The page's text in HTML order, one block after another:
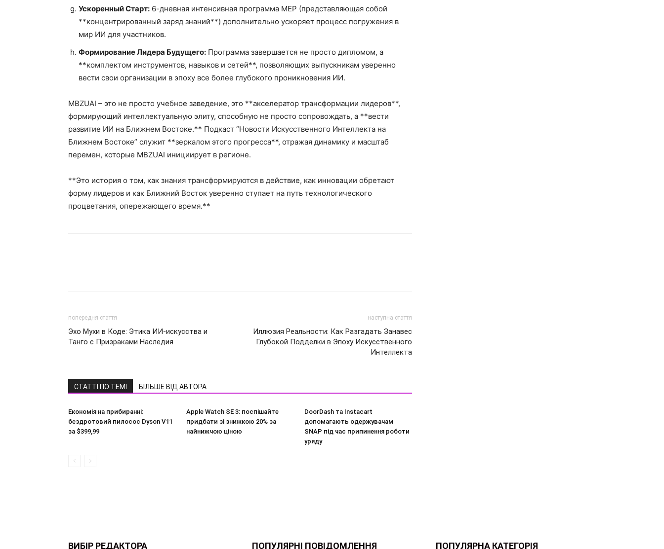
Ускоренный Старт: 6-дневная интенсивная программа MEP (представляющая собой
**концентрированный заряд знаний**) дополнительно ускоряет процесс погружения в
мир ИИ для участников.
Формирование Лидера Будущего: Программа завершается не просто дипломом, а
**комплектом инструментов, навыков и сетей**, позволяющих выпускникам уверенно
вести свои организации в эпоху все более глубокого проникновения ИИ.
MBZUAI – это не просто учебное заведение, это **акселератор трансформации лидеров**,
формирующий интеллектуальную элиту, способную не просто сопровождать, а **вести
развитие ИИ на Ближнем Востоке.** Подкаст “Новости Искусственного Интеллекта на
Ближнем Востоке” служит **зеркалом этого прогресса**, отражая динамику и масштаб
перемен, которые MBZUAI инициирует в регионе.
**Это история о том, как знания трансформируются в действие, как инновации обретают
форму лидеров и как Ближний Восток уверенно ступает на путь технологического
процветания, опережающего время.**
попередня стаття
Эхо Мухи в Коде: Этика ИИ-искусства и
Танго с Призраками Наследия
наступна стаття
Иллюзия Реальности: Как Разгадать Занавес
Глубокой Подделки в Эпоху Искусственного
Интеллекта
СТАТТІ ПО ТЕМІ БІЛЬШЕ ВІД АВТОРА
Економія на прибиранні:
бездротовий пилосос Dyson V11
за $399,99
Apple Watch SE 3: поспішайте
придбати зі знижкою 20% за
найнижчою ціною
DoorDash та Instacart
допомагають одержувачам
SNAP під час припинення роботи
уряду
ВИБІР РЕДАКТОРА ПОПУЛЯРНІ ПОВІДОМЛЕННЯ ПОПУЛЯРНА КАТЕГОРІЯ